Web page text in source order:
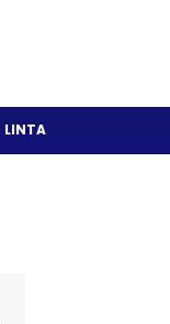
LINTAS OLAH RAGA